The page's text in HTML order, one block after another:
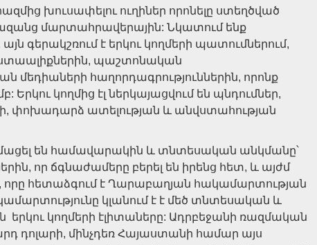
խուսափելու ուղիներ որոնելը ստեղծված
մարտահրավերային: Նկատում ենք
գերակշռում է երկու կողմերի պատումներում,
պաշտոնական
մեդիաների հաղորդագրություններին, որոնք
Երկու կողմից էլ ներկայացվում են պնդումներ,
փոխադարձ ատելության և անվստահության
են համավարակին և տնտեսական անկմանը՝
որ ճգնաժամերը բերել են իրենց հետ, և այժմ
հետաձգում է Ղարաբաղյան հակամարտության
կլանում է է մեծ տնտեսական և
երկու կողմերի էլիտաները: Ադրբեջանի ռազմական
դոլարի, մինչդեռ Հայաստանի համար այս